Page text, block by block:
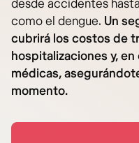
desde accidentes
como el dengue. Un
cubrirá los costos de
hospitalizaciones y,
médicas,
momento.